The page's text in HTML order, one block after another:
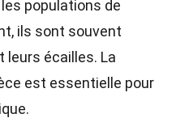
populations de
ils sont souvent
leurs écailles. La
est essentielle pour